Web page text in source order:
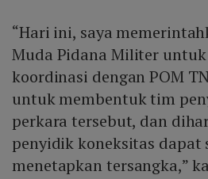
“Hari ini, saya
Muda Pidana Militer
koordinasi dengan POM
untuk membentuk tim
perkara tersebut, dan
penyidik koneksitas dapat
menetapkan tersangka,”